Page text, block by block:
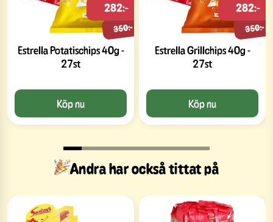
Estrella Potatischips 40g -
27st
350:-
282:-
Köp nu
Estrella Grillchips 40g -
27st
350:-
282:-
Köp nu
Andra har också tittat på